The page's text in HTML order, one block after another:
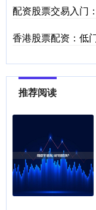
配资股票交易入门
香港股票配资：低
推荐阅读